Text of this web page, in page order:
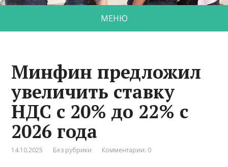
МЕНЮ
Минфин предложил
увеличить ставку
НДС с 20% до 22% с
2026 года
14.10.2025 Без рубрики Комментарии: 0